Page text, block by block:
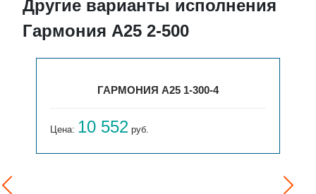
Другие варианты исполнения
Гармония А25 2-500
ГАРМОНИЯ А25 1-300-4
Цена: 10 552 руб.